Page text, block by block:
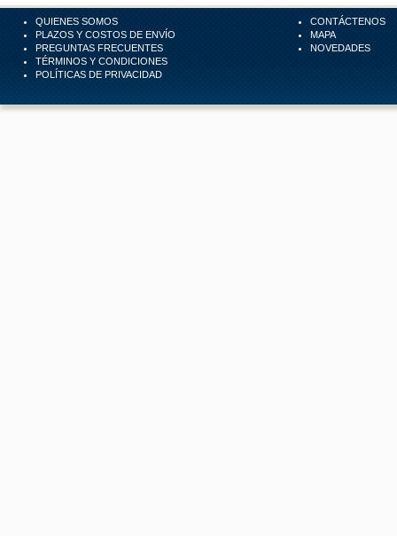
QUIENES SOMOS
PLAZOS Y COSTOS DE ENVÍO
PREGUNTAS FRECUENTES
TÉRMINOS Y CONDICIONES
POLÍTICAS DE PRIVACIDAD
CONTÁCTENOS
MAPA
NOVEDADES